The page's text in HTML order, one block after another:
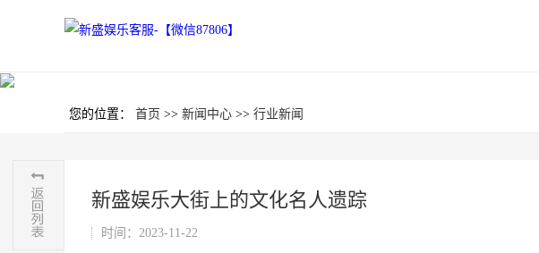
您的位置： 首页 >> 新闻中心 >> 行业新闻
新盛娱乐大街上的文化名人遗踪
时间：2023-11-22